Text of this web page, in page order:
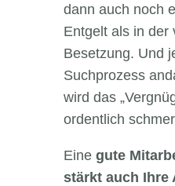
dann auch noch
Entgelt als in der
Besetzung. Und
Suchprozess
wird das
ordentlich
Eine gute
stärkt auch Ihre